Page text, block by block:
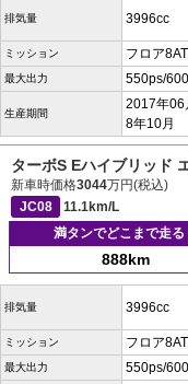
排気量 3996cc
ミッション フロア8AT
最大出力 550ps/
生産期間
2017年06
8年10月
ターボS Eハイブリッド
新車時価格3044万円(税込)
JC08
11.1km/L
満タンでどこまで走る
888km
排気量 3996cc
ミッション フロア8AT
最大出力 550ps/